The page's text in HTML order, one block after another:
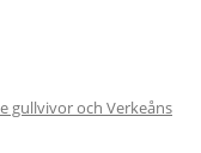
gullvivor och Verkeåns